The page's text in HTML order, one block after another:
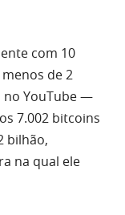
com 10
de 2
no YouTube —
7.002 bitcoins
bilhão,
na qual ele